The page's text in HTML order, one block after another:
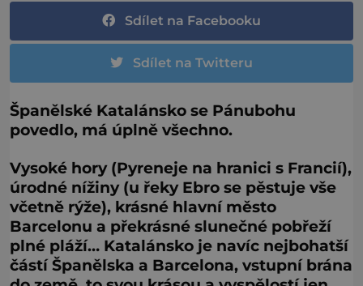
Sdílet na Facebooku
Sdílet na Twitteru
Španělské Katalánsko se Pánubohu
povedlo, má úplně všechno.
Vysoké hory (Pyreneje na hranici s Francií),
úrodné nížiny (u řeky Ebro se pěstuje vše
včetně rýže), krásné hlavní město
Barcelonu a překrásné slunečné pobřeží
plné pláží… Katalánsko je navíc nejbohatší
částí Španělska a Barcelona, vstupní brána